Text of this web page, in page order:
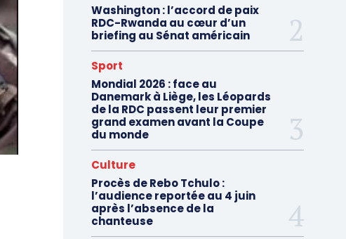
Washington : l’accord de paix
RDC-Rwanda au cœur d’un
briefing au Sénat américain
Sport
Mondial 2026 : face au
Danemark à Liège, les Léopards
de la RDC passent leur premier
grand examen avant la Coupe
du monde
Culture
Procès de Rebo Tchulo :
l’audience reportée au 4 juin
après l’absence de la
chanteuse